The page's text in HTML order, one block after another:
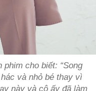
phim cho biết: “Song
và nhỏ bé thay vì
này và cô ấy đã làm